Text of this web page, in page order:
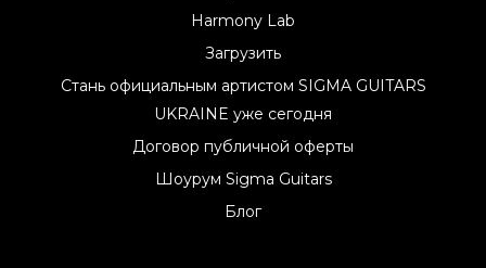
Harmony Lab
Загрузить
Стань официальным артистом SIGMA GUITARS
UKRAINE уже сегодня
Договор публичной оферты
Шоурум Sigma Guitars
Блог